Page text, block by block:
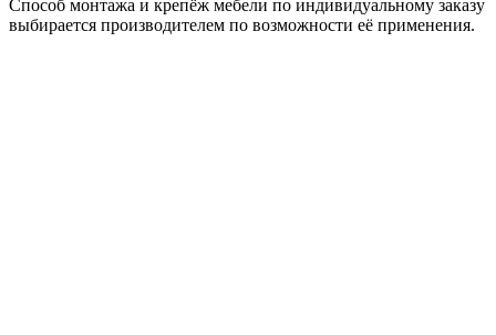
Способ монтажа и крепёж мебели по индивидуальному заказу
выбирается производителем по возможности её применения.